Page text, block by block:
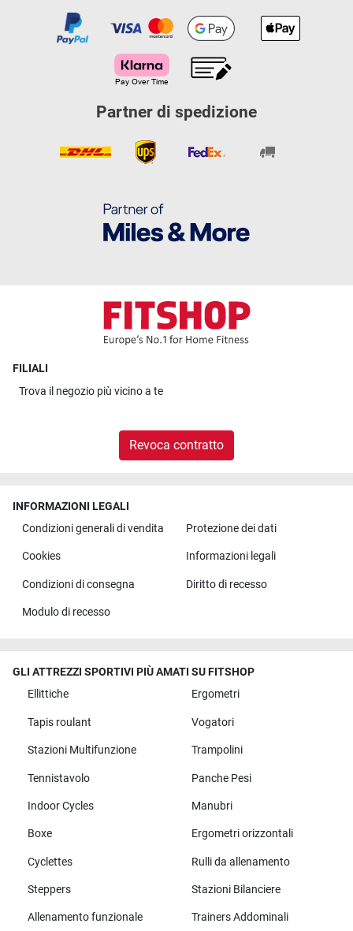
Partner di spedizione
FILIALI
Trova il negozio più vicino a te
Revoca contratto
INFORMAZIONI LEGALI
Condizioni generali di vendita
Protezione dei dati
Cookies Informazioni legali
Condizioni di consegna Diritto di recesso
Modulo di recesso
GLI ATTREZZI SPORTIVI PIÙ AMATI SU FITSHOP
Ellittiche
Ergometri
Tapis roulant Vogatori
Stazioni Multifunzione Trampolini
Tennistavolo Panche Pesi
Indoor Cycles Manubri
Boxe Ergometri orizzontali
Cyclettes Rulli da allenamento
Steppers Stazioni Bilanciere
Allenamento funzionale Trainers Addominali